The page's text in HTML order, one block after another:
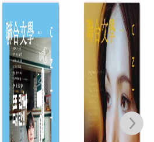
聯合文學2026年
3月號(497期)-吉
本芭娜娜
聯合文學雜誌編
輯部
NT$ 240
NT$ 211